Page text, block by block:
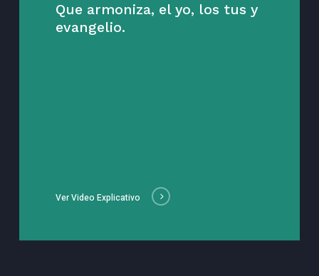
Que armoniza, el yo, los tus y
evangelio.
Ver Video Explicativo